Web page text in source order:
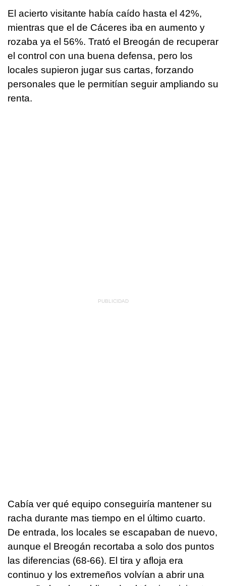
El acierto visitante había caído hasta el 42%,
mientras que el de Cáceres iba en aumento y
rozaba ya el 56%. Trató el Breogán de recuperar
el control con una buena defensa, pero los
locales supieron jugar sus cartas, forzando
personales que le permitían seguir ampliando su
renta.
Cabía ver qué equipo conseguiría mantener su
racha durante mas tiempo en el último cuarto.
De entrada, los locales se escapaban de nuevo,
aunque el Breogán recortaba a solo dos puntos
las diferencias (68-66). El tira y afloja era
continuo y los extremeños volvían a abrir una